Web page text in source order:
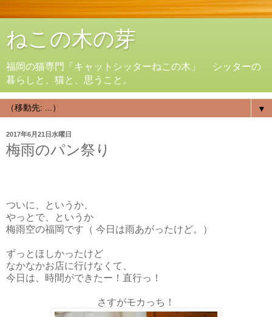
ねこの木の芽
福岡の猫専門「キャットシッターねこの木」 シッターの
暮らしと、猫と、思うこと。
▼
2017年6月21日水曜日
梅雨のパン祭り
ついに、というか、
やっとで、というか
梅雨空の福岡です（ 今日は雨あがったけど。）
ずっとほしかったけど
なかなかお店に行けなくて、
今日は、時間ができたー！直行っ！
さすがモカっち！